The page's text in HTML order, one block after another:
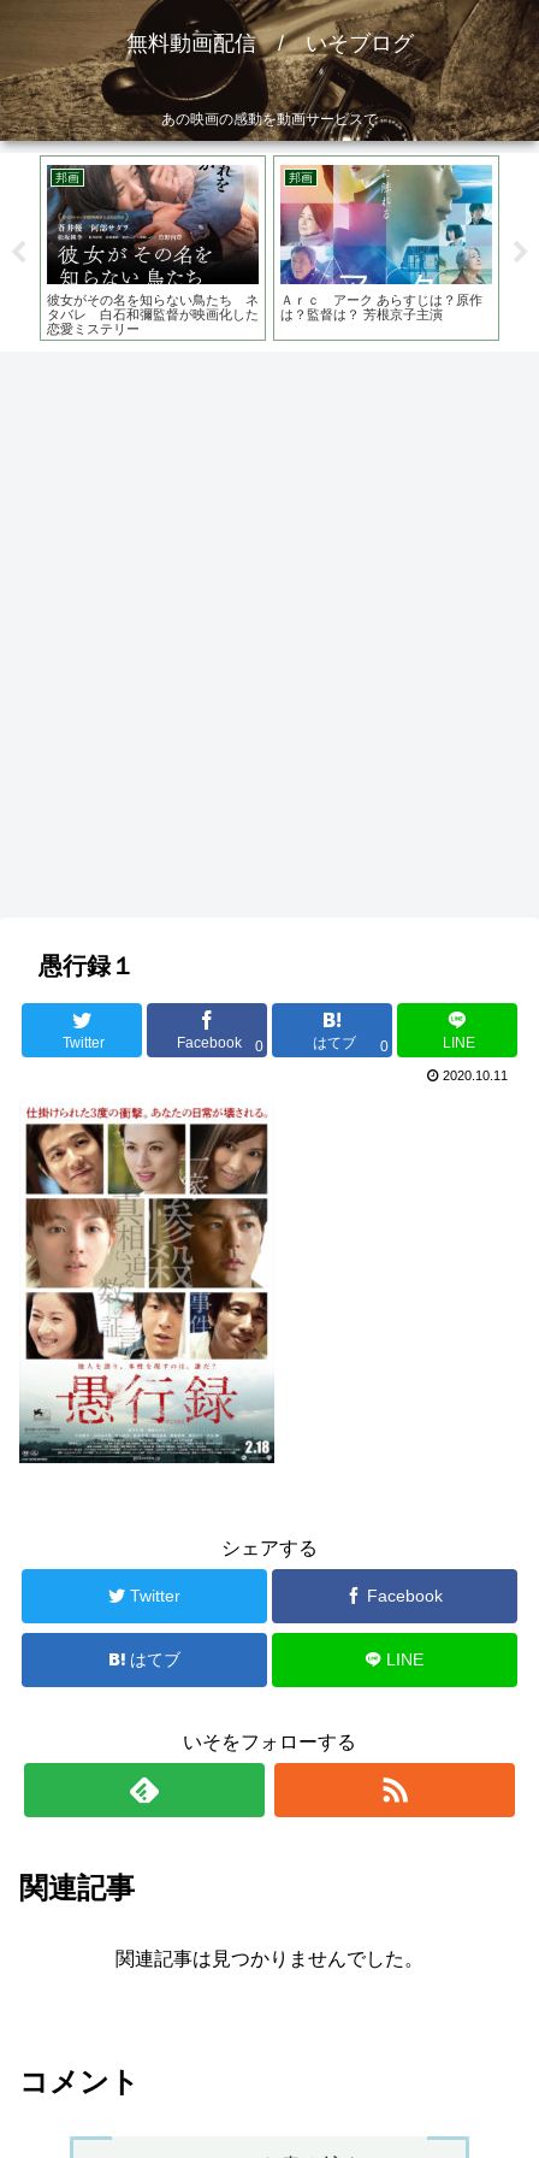
無料動画配信 / いそブログ
あの映画の感動を動画サービスで
邦画
彼女がその名を知らない鳥たち ネ
タバレ 白石和彌監督が映画化した
恋愛ミステリー
邦画
Ａｒｃ アーク あらすじは？原作
は？監督は？ 芳根京子主演
愚行録１
Twitter Facebook 0 はてブ 0 LINE
2020.10.11
シェアする
Twitter Facebook
はてブ LINE
いそをフォローする
関連記事
関連記事は見つかりませんでした。
コメント